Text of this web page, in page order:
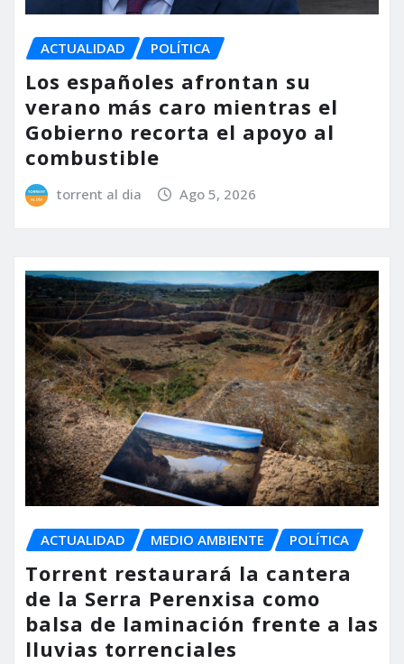
ACTUALIDAD POLÍTICA
Los españoles afrontan su
verano más caro mientras el
Gobierno recorta el apoyo al
combustible
torrent al dia Ago 5, 2026
ACTUALIDAD MEDIO AMBIENTE POLÍTICA
Torrent restaurará la cantera
de la Serra Perenxisa como
balsa de laminación frente a las
lluvias torrenciales